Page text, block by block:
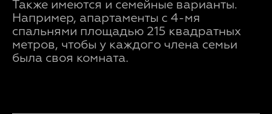
Также имеются и семейные варианты.
Например, апартаменты с 4-мя
спальнями площадью 215 квадратных
метров, чтобы у каждого члена семьи
была своя комната.